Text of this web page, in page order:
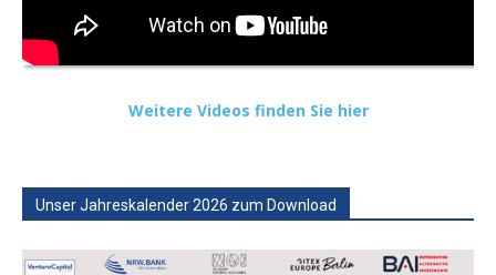
Weitere Videos finden Sie hier
Unser Jahreskalender 2026 zum Download